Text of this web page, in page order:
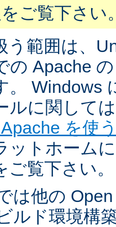
ご覧下さい
う範囲は、
の Apache
。 Windows
ルに関して
を使
ットホーム
ご覧下さい。
は他の
ルド環境構